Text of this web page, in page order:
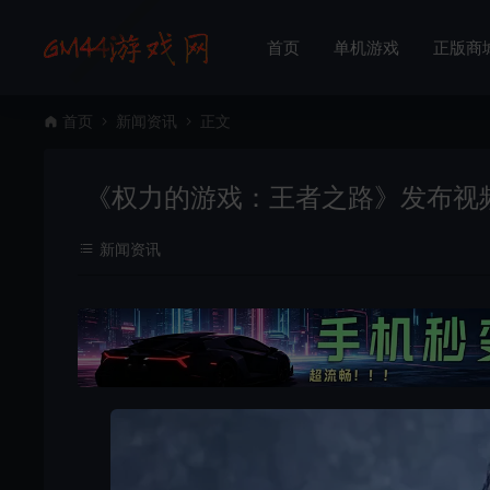
首页 单机游戏 正版商
首页 新闻资讯 正文
《权力的游戏：王者之路》发布
新闻资讯